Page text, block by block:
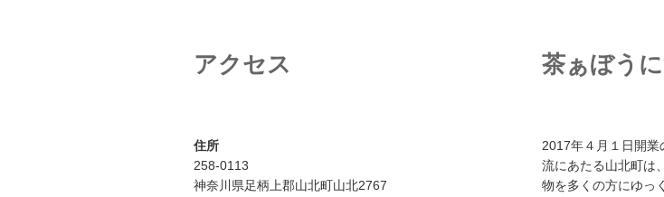
シ
アクセス
住所
258-0113
神奈川県足柄上郡山北町山北2767
茶ぁぼう
2017年４月１日開業
流にあたる山北町は
物を多くの方にゆっ